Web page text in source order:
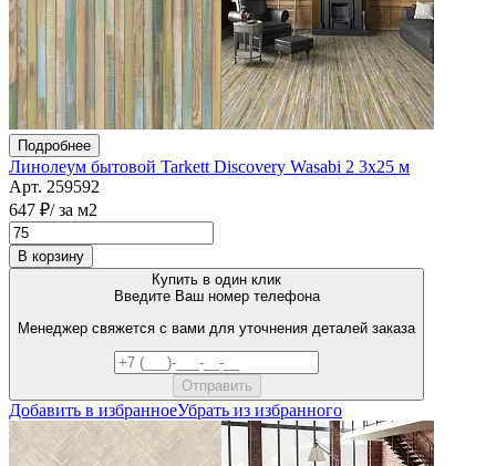
Подробнее
Линолеум бытовой Tarkett Discovery Wasabi 2 3х25 м
Арт. 259592
647 ₽/ за м2
В корзину
Купить в один клик
Введите Ваш номер телефона
Менеджер свяжется с вами для уточнения деталей заказа
Добавить в избранноеУбрать из избранного